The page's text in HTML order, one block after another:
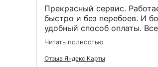
Прекрасный сервис.
быстро и без перебоев. И
удобный способ оплаты.
пополняю Apple кошелек.
Читать полностью
Отзыв Яндекс Карты